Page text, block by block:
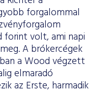
forgalommal
forint volt, ami napi
A brókercégek
a Wood végzett
elmaradó
az Erste, harmadik